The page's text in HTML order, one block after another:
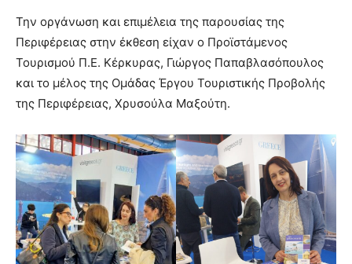
Την οργάνωση και επιμέλεια της παρουσίας της
Περιφέρειας στην έκθεση είχαν ο Προϊστάμενος
Τουρισμού Π.Ε. Κέρκυρας, Γιώργος Παπαβλασόπουλος
και το μέλος της Ομάδας Έργου Τουριστικής Προβολής
της Περιφέρειας, Χρυσούλα Μαξούτη.